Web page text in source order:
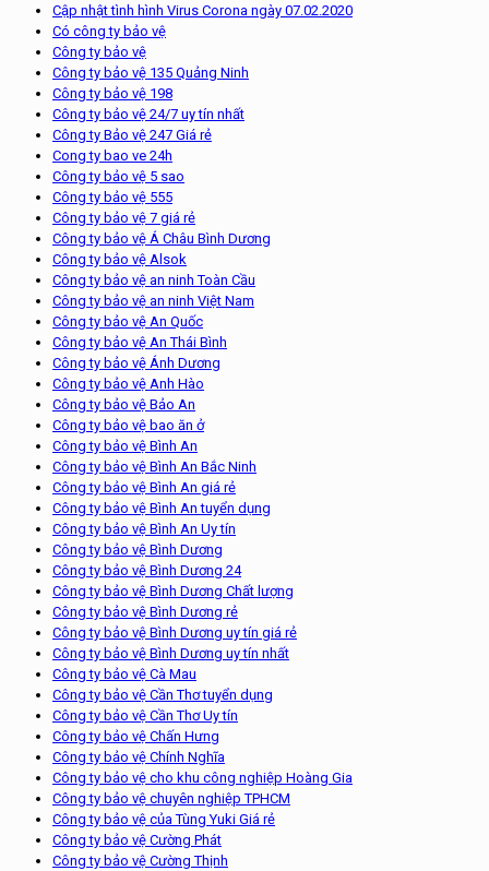
Cập nhật tình hình Virus Corona ngày 07.02.2020
Có công ty bảo vệ
Công ty bảo vệ
Công ty bảo vệ 135 Quảng Ninh
Công ty bảo vệ 198
Công ty bảo vệ 24/7 uy tín nhất
Công ty Bảo vệ 247 Giá rẻ
Cong ty bao ve 24h
Công ty bảo vệ 5 sao
Công ty bảo vệ 555
Công ty bảo vệ 7 giá rẻ
Công ty bảo vệ Á Châu Bình Dương
Công ty bảo vệ Alsok
Công ty bảo vệ an ninh Toàn Cầu
Công ty bảo vệ an ninh Việt Nam
Công ty bảo vệ An Quốc
Công ty bảo vệ An Thái Bình
Công ty bảo vệ Ánh Dương
Công ty bảo vệ Anh Hào
Công ty bảo vệ Bảo An
Công ty bảo vệ bao ăn ở
Công ty bảo vệ Bình An
Công ty bảo vệ Bình An Bắc Ninh
Công ty bảo vệ Bình An giá rẻ
Công ty bảo vệ Bình An tuyển dụng
Công ty bảo vệ Bình An Uy tín
Công ty bảo vệ Bình Dương
Công ty bảo vệ Bình Dương 24
Công ty bảo vệ Bình Dương Chất lượng
Công ty bảo vệ Bình Dương rẻ
Công ty bảo vệ Bình Dương uy tín giá rẻ
Công ty bảo vệ Bình Dương uy tín nhất
Công ty bảo vệ Cà Mau
Công ty bảo vệ Cần Thơ tuyển dụng
Công ty bảo vệ Cần Thơ Uy tín
Công ty bảo vệ Chấn Hưng
Công ty bảo vệ Chính Nghĩa
Công ty bảo vệ cho khu công nghiệp Hoàng Gia
Công ty bảo vệ chuyên nghiệp TPHCM
Công ty bảo vệ của Tùng Yuki Giá rẻ
Công ty bảo vệ Cường Phát
Công ty bảo vệ Cường Thịnh